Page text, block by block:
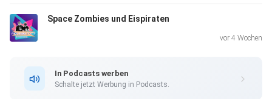
Space Zombies und Eispiraten
vor 4 Wochen
In Podcasts werben
Schalte jetzt Werbung in Podcasts.